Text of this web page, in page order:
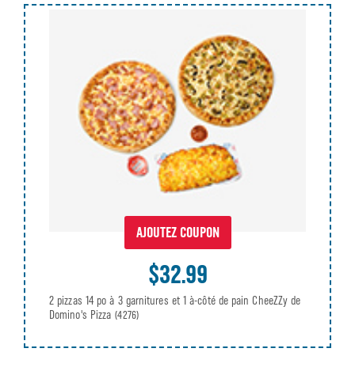
AJOUTEZ COUPON
$32.99
2 pizzas 14 po à 3 garnitures et 1 à-côté de pain CheeZZy de
Domino's Pizza (4276)